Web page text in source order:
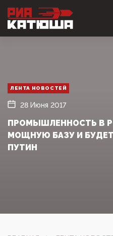
ЛЕНТА НОВОСТЕЙ
28 Июня 2017
ПРОМЫШЛЕННОСТЬ В
МОЩНУЮ БАЗУ И
ПУТИН